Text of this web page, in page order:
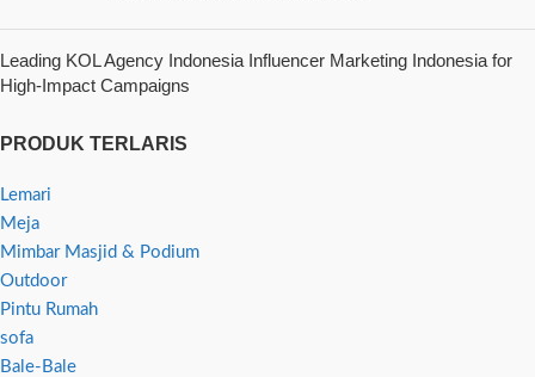
Leading KOL Agency Indonesia Influencer Marketing Indonesia for
High-Impact Campaigns
PRODUK TERLARIS
Lemari
Meja
Mimbar Masjid & Podium
Outdoor
Pintu Rumah
sofa
Bale-Bale